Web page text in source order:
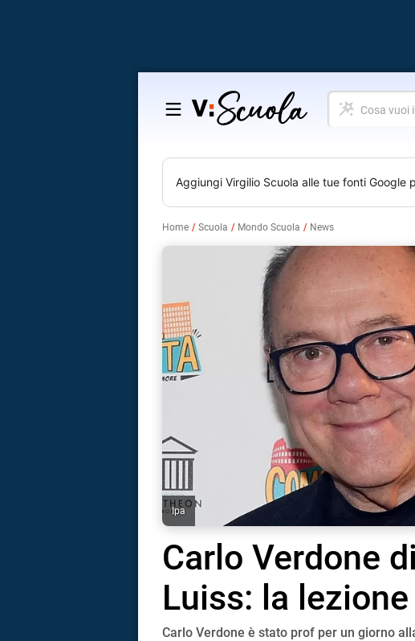
Salta
contenuto
Cosa
vuoi
Aggiungi Virgilio Scuola alle tue fonti Google
Home Scuola Mondo Scuola News
Ipa
Carlo Verdone
Luiss: la
Carlo Verdone è stato prof per un giorno